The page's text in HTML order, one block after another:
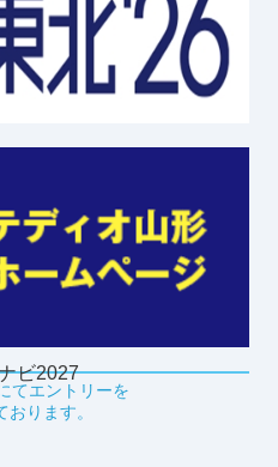
てエントリーを
おります。